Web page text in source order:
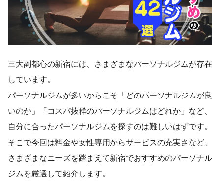
三大副都心の新宿には、さまざまなパーソナルジムが存在
しています。
パーソナルジムが多いからこそ「どのパーソナルジムが良
いのか」「コスパ抜群のパーソナルジムはどれか」など、
自分に合ったパーソナルジムを探すのは難しいはずです。
そこで今回は料金や女性専用からサービスの充実さなど、
さまざまなニーズを踏まえて新宿でおすすめのパーソナル
ジムを厳選して紹介します。